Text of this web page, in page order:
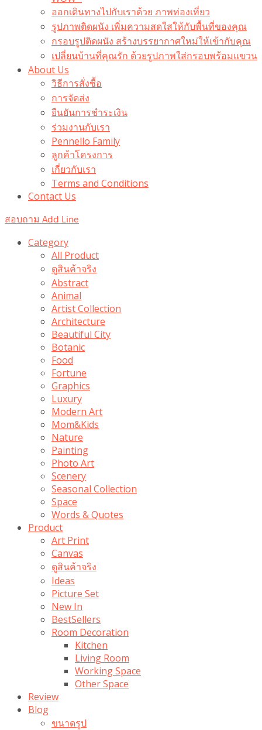
ออกเดินทางไปกับเราด้วย ภาพท่องเที่ยว
รูปภาพติดผนัง เพิ่มความสดใสให้กับพื้นที่ของคุณ
กรอบรูปติดผนัง สร้างบรรยากาศใหม่ให้เข้ากับคุณ
เปลี่ยนบ้านที่คุณรัก ด้วยรูปภาพใส่กรอบพร้อมแขวน​
About Us
วิธีการสั่งซื้อ
การจัดส่ง
ยืนยันการชำระเงิน
ร่วมงานกับเรา
Pennello Family
ลูกค้าโครงการ
เกี่ยวกับเรา
Terms and Conditions
Contact Us
สอบถาม Add Line
Category
All Product
ดูสินค้าจริง
Abstract
Animal
Artist Collection
Architecture
Beautiful City
Botanic
Food
Fortune
Graphics
Luxury
Modern Art
Mom&Kids
Nature
Painting
Photo Art
Scenery
Seasonal Collection
Space
Words & Quotes
Product
Art Print
Canvas
ดูสินค้าจริง
Ideas
Picture Set
New In
BestSellers
Room Decoration
Kitchen
Living Room
Working Space
Other Space
Review
Blog
ขนาดรูป